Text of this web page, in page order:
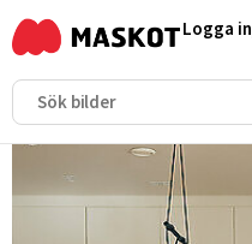
Logga in